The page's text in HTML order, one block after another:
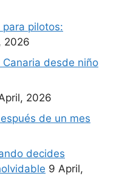
pilotos:
2026
desde niño
2026
de un mes
decides
9 April,